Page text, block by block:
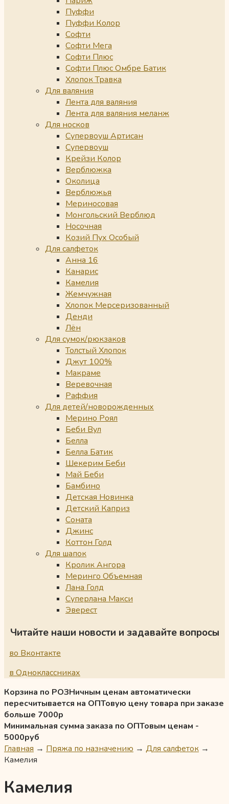
Пуффи
Пуффи Колор
Софти
Софти Мега
Софти Плюс
Софти Плюс Омбре Батик
Хлопок Травка
Для валяния
Лента для валяния
Лента для валяния меланж
Для носков
Супервоуш Артисан
Супервоуш
Крейзи Колор
Верблюжка
Околица
Верблюжья
Мериносовая
Монгольский Верблюд
Носочная
Козий Пух Особый
Для салфеток
Анна 16
Канарис
Камелия
Жемчужная
Хлопок Мерсеризованный
Денди
Лён
Для сумок/рюкзаков
Толстый Хлопок
Джут 100%
Макраме
Веревочная
Раффия
Для детей/новорожденных
Мерино Роял
Беби Вул
Белла
Белла Батик
Шекерим Беби
Май Беби
Бамбино
Детская Новинка
Детский Каприз
Соната
Джинс
Коттон Голд
Для шапок
Кролик Ангора
Меринго Объемная
Лана Голд
Суперлана Макси
Эверест
Читайте наши новости и задавайте вопросы
во Вконтакте
в Одноклассниках
Корзина по РОЗНичным ценам автоматически
пересчитывается на ОПТовую цену товара при заказе
больше 7000р
Минимальная сумма заказа по ОПТовым ценам -
5000руб
Главная → Пряжа по назначению → Для салфеток →
Камелия
Камелия